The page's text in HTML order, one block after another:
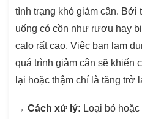
tình trạng khó giảm cân. Bởi
uống có cồn như rượu hay
calo rất cao. Việc bạn lạm
quá trình giảm cân sẽ khiến
lại hoặc thậm chí là tăng trở
→ Cách xử lý: Loại bỏ